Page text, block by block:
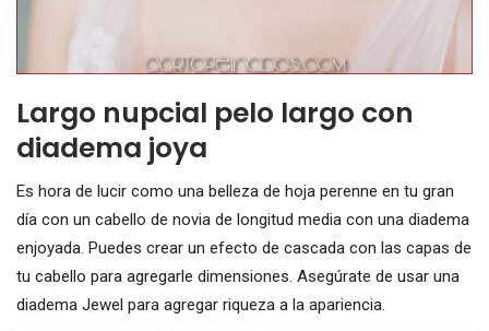
Largo nupcial pelo largo con
diadema joya
Es hora de lucir como una belleza de hoja perenne en tu gran
día con un cabello de novia de longitud media con una diadema
enjoyada. Puedes crear un efecto de cascada con las capas de
tu cabello para agregarle dimensiones. Asegúrate de usar una
diadema Jewel para agregar riqueza a la apariencia.